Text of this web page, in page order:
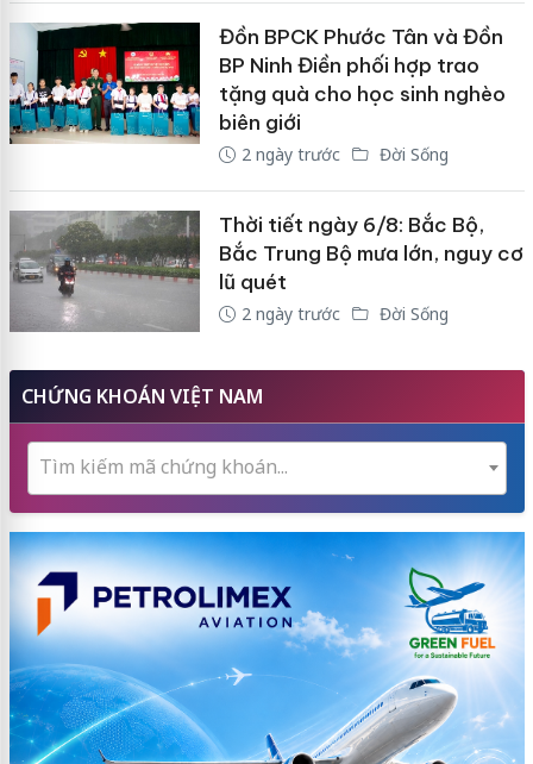
Đồn BPCK Phước Tân và Đồn
BP Ninh Điền phối hợp trao
tặng quà cho học sinh nghèo
biên giới
2 ngày trước Đời Sống
Thời tiết ngày 6/8: Bắc Bộ,
Bắc Trung Bộ mưa lớn, nguy cơ
lũ quét
2 ngày trước Đời Sống
CHỨNG KHOÁN VIỆT NAM
Tìm kiếm mã chứng khoán...